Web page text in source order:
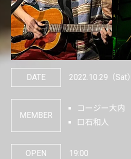
DATE 2022.10.29 （Sat）
MEMBER
コージー大内
口石和人
OPEN 19:00